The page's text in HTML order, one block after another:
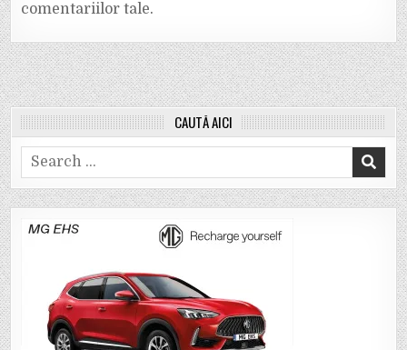
comentariilor tale.
CAUTĂ AICI
Search
for: